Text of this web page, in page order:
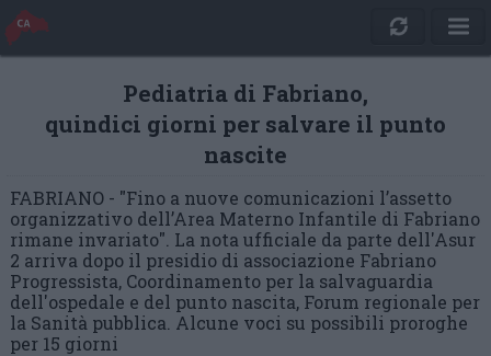
Pediatria di Fabriano,
quindici giorni per salvare il punto
nascite
FABRIANO - "Fino a nuove comunicazioni l’assetto
organizzativo dell’Area Materno Infantile di Fabriano
rimane invariato". La nota ufficiale da parte dell'Asur
2 arriva dopo il presidio di associazione Fabriano
Progressista, Coordinamento per la salvaguardia
dell'ospedale e del punto nascita, Forum regionale per
la Sanità pubblica. Alcune voci su possibili proroghe
per 15 giorni